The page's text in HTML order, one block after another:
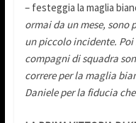
– festeggia la maglia
ormai da un mese, sono
un piccolo incidente.
compagni di squadra
correre per la maglia
Daniele per la fiducia